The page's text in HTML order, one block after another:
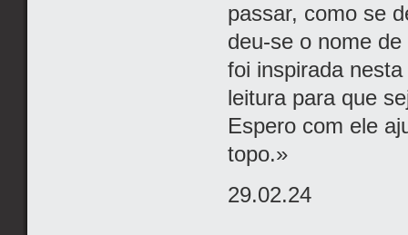
passar, como se
deu-se o nome de
foi inspirada
leitura para que
Espero com ele
topo.»
29.02.24